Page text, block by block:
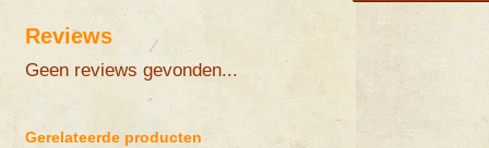
Reviews
Geen reviews gevonden...
Gerelateerde producten